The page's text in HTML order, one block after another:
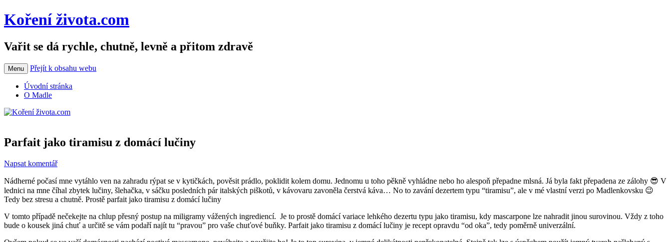
Koření života.com
Vařit se dá rychle, chutně, levně a přitom zdravě
Menu Přejít k obsahu webu
Úvodní stránka
O Madle
Parfait jako tiramisu z domácí lučiny
Napsat komentář
Nádherné počasí mne vytáhlo ven na zahradu rýpat se v kytičkách, pověsit prádlo, poklidit kolem domu. Jednomu u toho pěkně vyhládne nebo ho alespoň přepadne mlsná. Já byla fakt přepadena ze zálohy 😎 V
lednici na mne číhal zbytek lučiny, šlehačka, v sáčku posledních pár italských piškotů, v kávovaru zavoněla čerstvá káva… No to zavání dezertem typu “tiramisu”, ale v mé vlastní verzi po Madlenkovsku 😉
Tedy bez stresu a chutně. Prostě parfait jako tiramisu z domácí lučiny
V tomto případě nečekejte na chlup přesný postup na miligramy vážených ingrediencí. Je to prostě domácí variace lehkého dezertu typu jako tiramisu, kdy mascarpone lze nahradit jinou surovinou. Vždy z toho
bude o kousek jiná chuť a určitě se vám podaří najít tu “pravou” pro vaše chuťové buňky. Parfait jako tiramisu z domácí lučiny je recept opravdu “od oka”, tedy poměrně univerzální.